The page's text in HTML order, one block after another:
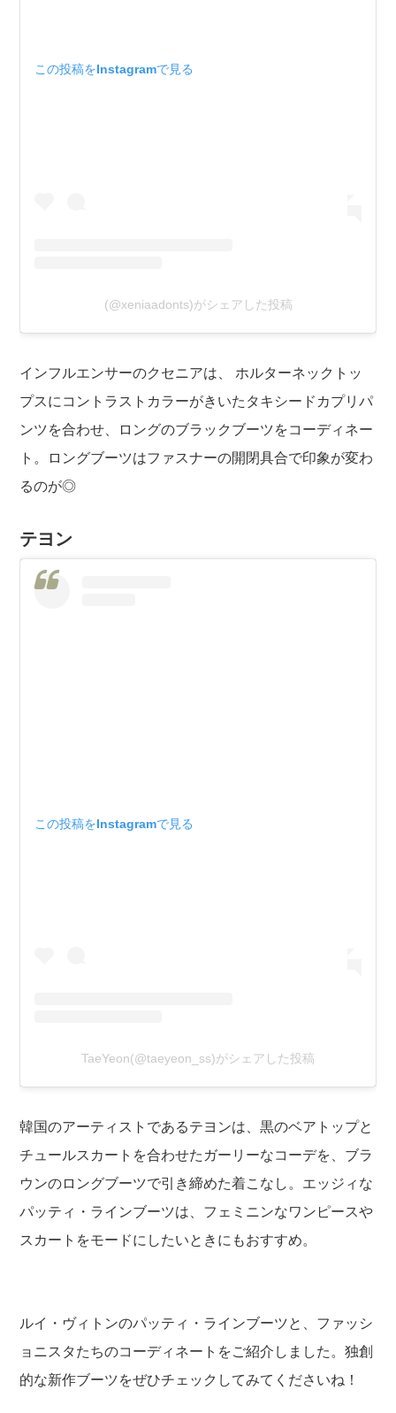
この投稿をInstagramで見る
(@xeniaadonts)がシェアした投稿
インフルエンサーのクセニアは、 ホルターネックトッ
プスにコントラストカラーがきいたタキシードカプリパ
ンツを合わせ、ロングのブラックブーツをコーディネー
ト。ロングブーツはファスナーの開閉具合で印象が変わ
るのが◎
テヨン
この投稿をInstagramで見る
TaeYeon(@taeyeon_ss)がシェアした投稿
韓国のアーティストであるテヨンは、黒のベアトップと
チュールスカートを合わせたガーリーなコーデを、ブラ
ウンのロングブーツで引き締めた着こなし。エッジィな
パッティ・ラインブーツは、フェミニンなワンピースや
スカートをモードにしたいときにもおすすめ。
ルイ・ヴィトンのパッティ・ラインブーツと、ファッシ
ョニスタたちのコーディネートをご紹介しました。独創
的な新作ブーツをぜひチェックしてみてくださいね！